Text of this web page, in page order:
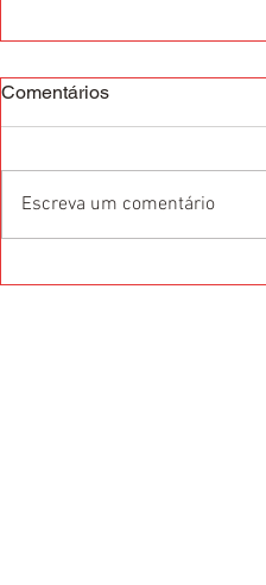
Comentários
Escreva um comentário